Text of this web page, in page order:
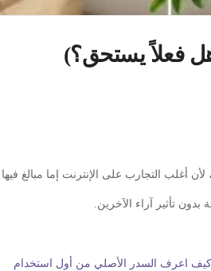
أغلب التجارب على الإنترنت إما مبالغ
كيف اعرف السدر الأصلي من أول استخدام